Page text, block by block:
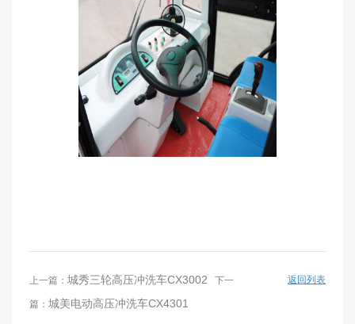
上一篇： 城秀三轮高压冲洗车CX3002 下一
篇： 城美电动高压冲洗车CX4301
返回列表